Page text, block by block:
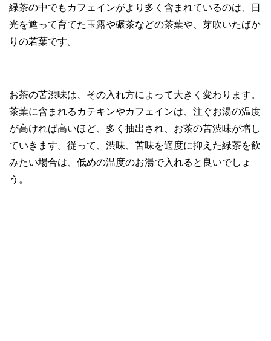
緑茶の中でもカフェインがより多く含まれているのは、日
光を遮って育てた玉露や碾茶などの茶葉や、芽吹いたばか
りの若葉です。
お茶の苦渋味は、その入れ方によって大きく変わります。
茶葉に含まれるカテキンやカフェインは、注ぐお湯の温度
が高ければ高いほど、多く抽出され、お茶の苦渋味が増し
ていきます。従って、渋味、苦味を適度に抑えた緑茶を飲
みたい場合は、低めの温度のお湯で入れると良いでしょ
う。